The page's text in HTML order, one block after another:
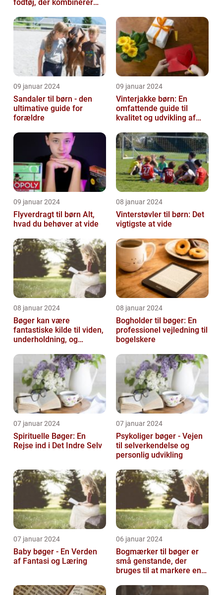
fodtøj, der kombinerer
stil...
09 januar 2024
Sandaler til børn - den
ultimative guide for
forældre
09 januar 2024
Vinterjakke børn: En
omfattende guide til
kvalitet og udvikling af
09 januar 2024
Flyverdragt til børn Alt,
hvad du behøver at vide
08 januar 2024
Vinterstøvler til børn: Det
vigtigste at vide
08 januar 2024
Bøger kan være
fantastiske kilde til viden,
underholdning, og
08 januar 2024
Bogholder til bøger: En
professionel vejledning til
bogelskere
07 januar 2024
Spirituelle Bøger: En
Rejse ind i Det Indre Selv
07 januar 2024
Psykoliger bøger - Vejen
til selverkendelse og
personlig udvikling
07 januar 2024
Baby bøger - En Verden
af Fantasi og Læring
06 januar 2024
Bogmærker til bøger er
små genstande, der
bruges til at markere en
bog, så...